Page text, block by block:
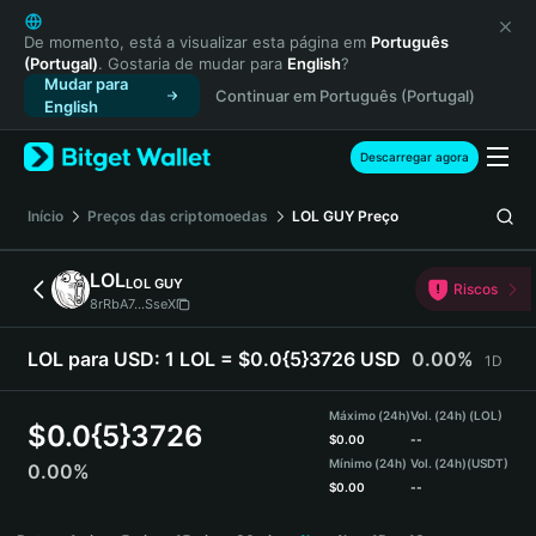
English
日本語
Tiếng Việt
Русский
Español (Latinoamérica)
Türkçe
Français
Deutsch
简体中文
繁體中文
Português (Portugal)
Bahasa Indonesia
ภาษาไทย
Español
Español (Argentina)
De momento, está a visualizar esta página em Português
(Portugal). Gostaria de mudar para English?
Mudar para
English
Continuar em Português (Portugal)
Descarregar agora
Início Preços das criptomoedas LOL GUY Preço
LOLLOL GUY
8rRbA7...SseX
Riscos
LOL para USD: 1 LOL = $0.0{5}3726 USD 0.00% 1D
$0.0{5}3726
0.00%
Máximo (24h)
$0.00
Mínimo (24h)
$0.00
Vol. (24h) (LOL)
--
Vol. (24h)(USDT)
--